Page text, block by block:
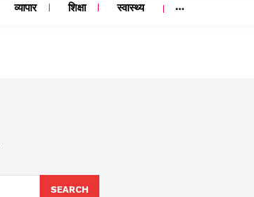
व्यापार शिक्षा स्वास्थ्य
SEARCH